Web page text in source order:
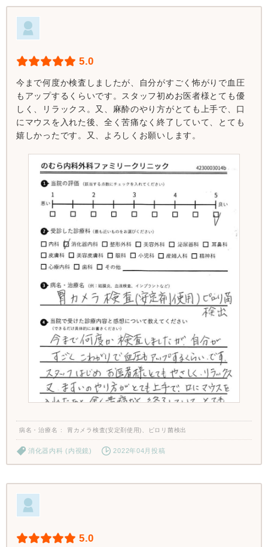
5.0
今まで何度か検査しましたが、自分がすごく怖がりで血圧
もアップするくらいです。スタッフ初めお医者様とても優
しく、リラックス。又、麻酔のやり方がとても上手で、口
にマウスを入れた後、全く苦痛なく終了していて、とても
嬉しかったです。又、よろしくお願いします。
病名・治療名 胃カメラ検査(安定剤使用)、ピロリ菌検出
消化器内科 (内視鏡) 2022年04月投稿
5.0